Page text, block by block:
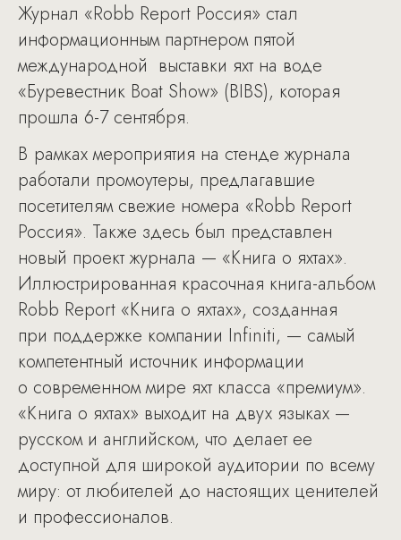
Журнал «Robb Report Россия» стал
информационным партнером пятой
международной выставки яхт на воде
«Буревестник Boat Show» (BIBS), которая
прошла 6-7 сентября.
В рамках мероприятия на стенде журнала
работали промоутеры, предлагавшие
посетителям свежие номера «Robb Report
Россия». Также здесь был представлен
новый проект журнала — «Книга о яхтах».
Иллюстрированная красочная книга-альбом
Robb Report «Книга о яхтах», созданная
при поддержке компании Infiniti, — самый
компетентный источник информации
о современном мире яхт класса «премиум».
«Книга о яхтах» выходит на двух языках —
русском и английском, что делает ее
доступной для широкой аудитории по всему
миру: от любителей до настоящих ценителей
и профессионалов.